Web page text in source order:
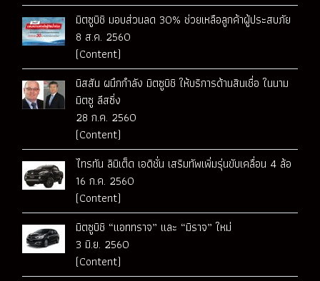
มิตซูบิชิ มอบส่วนลด 30% ช่วยเหลือลูกค้าผู้ประสบภัย
8 ส.ค. 2560
(Content)
นิสสัน ผนึกกำลัง มิตซูบิชิ ให้บริการด้านสินเชื่อ ในนาม
มิตซู ลีสซิ่ง
28 ก.ค. 2560
(Content)
ไทรทัน ลิมิเต็ด เอดิชั่น เสริมทัพเพิ่มรุ่นขับเคลื่อน 4 ล้อ
16 ก.ค. 2560
(Content)
มิตซูบิชิ “แอททราจ” และ “มิราจ” ใหม่
3 มิ.ย. 2560
(Content)